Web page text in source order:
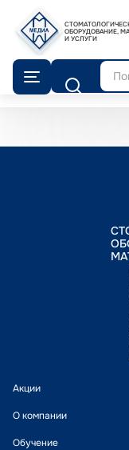
ОБОРУДОВАНИЕ,
И УСЛУГИ
Поиск
Акции
О компании
Обучение